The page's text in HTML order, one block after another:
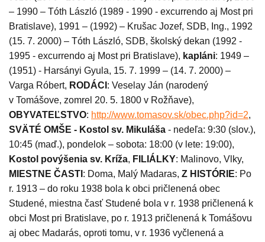
– 1990 – Tóth László (1989 - 1990 - excurrendo aj Most pri
Bratislave), 1991 – (1992) – Krušac Jozef, SDB, Ing., 1992
(15. 7. 2000) – Tóth László, SDB, školský dekan (1992 -
1995 - excurrendo aj Most pri Bratislave), kapláni: 1949 –
(1951) - Harsányi Gyula, 15. 7. 1999 – (14. 7. 2000) –
Varga Róbert, RODÁCI : Veselay Ján (narodený
v Tomášove, zomrel 20. 5. 1800 v Rožňave),
OBYVATEĽSTVO: http://www.tomasov.sk/obec.php?id=2,
SVÄTÉ OMŠE - Kostol sv. Mikuláša - nedeľa: 9:30 (slov.),
10:45 (maď.), pondelok – sobota: 18:00 (v lete: 19:00),
Kostol povýšenia sv. Kríža, FILIÁLKY: Malinovo, Vlky,
MIESTNE ČASTI : Doma, Malý Madaras, Z HISTÓRIE: Po
r. 1913 – do roku 1938 bola k obci pričlenená obec
Studené, miestna časť Studené bola v r. 1938 pričlenená k
obci Most pri Bratislave, po r. 1913 pričlenená k Tomášovu
aj obec Madarás, oproti tomu, v r. 1936 vyčlenená a